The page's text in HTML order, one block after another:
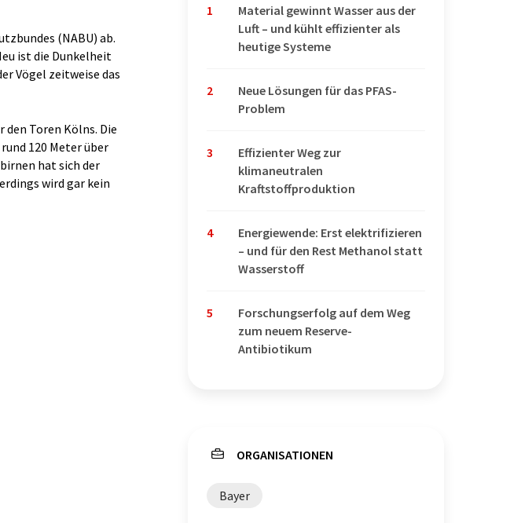
(NABU) ab.
ist die Dunkelheit
Vögel zeitweise das
Toren Kölns. Die
120 Meter über
hat sich der
wird gar kein
1
Material gewinnt Wasser aus der
Luft – und kühlt effizienter als
heutige Systeme
2
Neue Lösungen für das PFAS-
Problem
3
Effizienter Weg zur
klimaneutralen
Kraftstoffproduktion
4
Energiewende: Erst elektrifizieren
– und für den Rest Methanol statt
Wasserstoff
5
Forschungserfolg auf dem Weg
zum neuem Reserve-
Antibiotikum
ORGANISATIONEN
Bayer